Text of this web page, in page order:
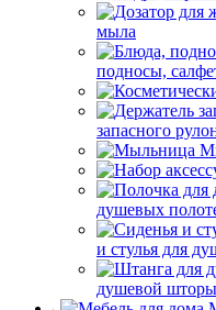
мыла
подносы,
запасного
душевых
и стулья для
душевой шторы